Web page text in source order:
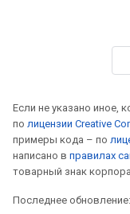
Если не указано иное,
по лицензии Creative
примеры кода – по
написано в правилах
товарный знак
Последнее